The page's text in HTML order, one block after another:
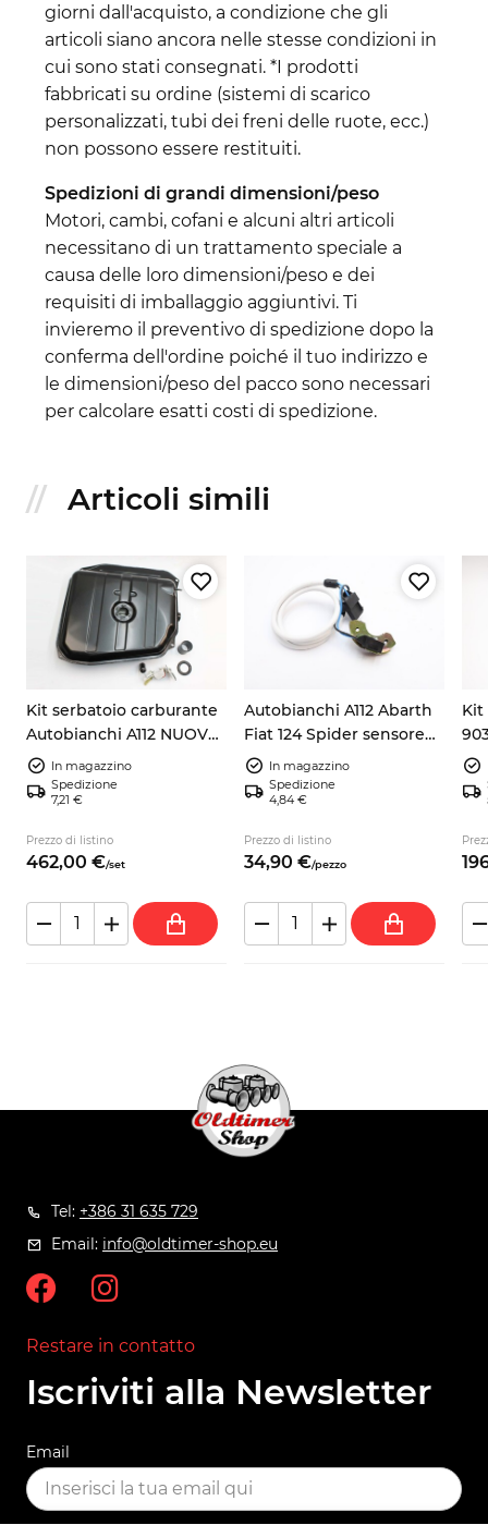
giorni dall'acquisto, a condizione che gli
articoli siano ancora nelle stesse condizioni in
cui sono stati consegnati. *I prodotti
fabbricati su ordine (sistemi di scarico
personalizzati, tubi dei freni delle ruote, ecc.)
non possono essere restituiti.
Spedizioni di grandi dimensioni/peso
Motori, cambi, cofani e alcuni altri articoli
necessitano di un trattamento speciale a
causa delle loro dimensioni/peso e dei
requisiti di imballaggio aggiuntivi. Ti
invieremo il preventivo di spedizione dopo la
conferma dell'ordine poiché il tuo indirizzo e
le dimensioni/peso del pacco sono necessari
per calcolare esatti costi di spedizione.
Articoli simili
Kit serbatoio carburante
Autobianchi A112 NUOVO
+ galleggiante +
guarnizione + tubo
In magazzino
Spedizione
7,21 €
Prezzo di listino
462,00 €/set
Autobianchi A112 Abarth
Fiat 124 Spider sensore
pick up accensione
9937730
In magazzino
Spedizione
4,84 €
Prezzo di listino
34,90 €/pezzo
Kit
Tel: +386 31 635 729
Email: info@oldtimer-shop.eu
Restare in contatto
Iscriviti alla Newsletter
Email